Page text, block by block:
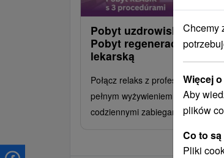
Pobyt uzdrowiskowy
Pobyt regeneracyjny z
lekarską
Połącz relaks z profesjonalną
pełnym wyżywieniem,
codziennymi zabiegami.
Chcemy
Więcej
Aby
plików
Co to
Pliki